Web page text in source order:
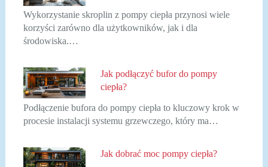
Wykorzystanie skroplin z pompy ciepła przynosi wiele
korzyści zarówno dla użytkowników, jak i dla
środowiska.…
Jak podłączyć bufor do pompy
ciepła?
Podłączenie bufora do pompy ciepła to kluczowy krok w
procesie instalacji systemu grzewczego, który ma…
Jak dobrać moc pompy ciepła?